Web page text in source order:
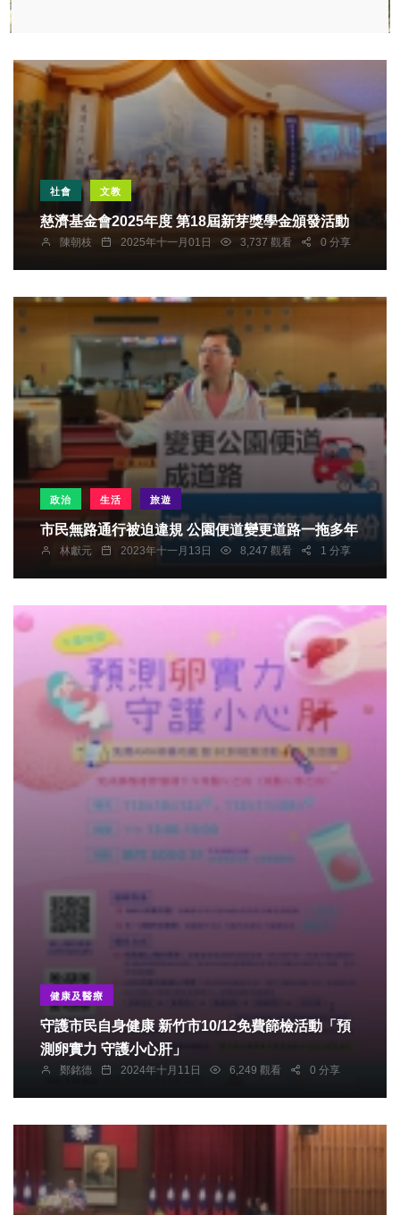
社會 文教
慈濟基金會2025年度 第18屆新芽獎學金頒發活動
陳朝枝 2025年十一月01日 3,737 觀看 0 分享
政治 生活 旅遊
市民無路通行被迫違規 公園便道變更道路一拖多年
林獻元 2023年十一月13日 8,247 觀看 1 分享
健康及醫療
守護市民自身健康 新竹市10/12免費篩檢活動「預
測卵實力 守護小心肝」
鄭銘德 2024年十月11日 6,249 觀看 0 分享